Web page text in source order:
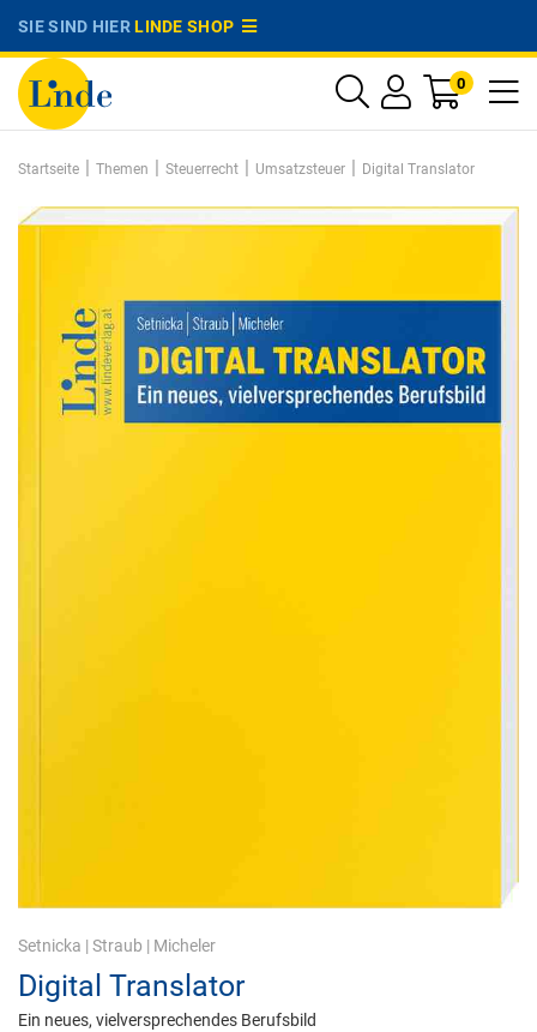
SIE SIND HIERLINDE SHOP
0
Startseite | Themen | Steuerrecht | Umsatzsteuer | Digital Translator
Setnicka | Straub | Micheler
Digital Translator
Ein neues, vielversprechendes Berufsbild